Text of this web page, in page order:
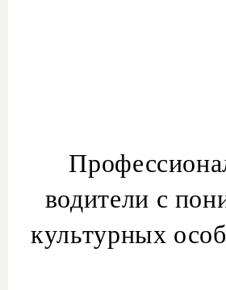
водители с
культурных